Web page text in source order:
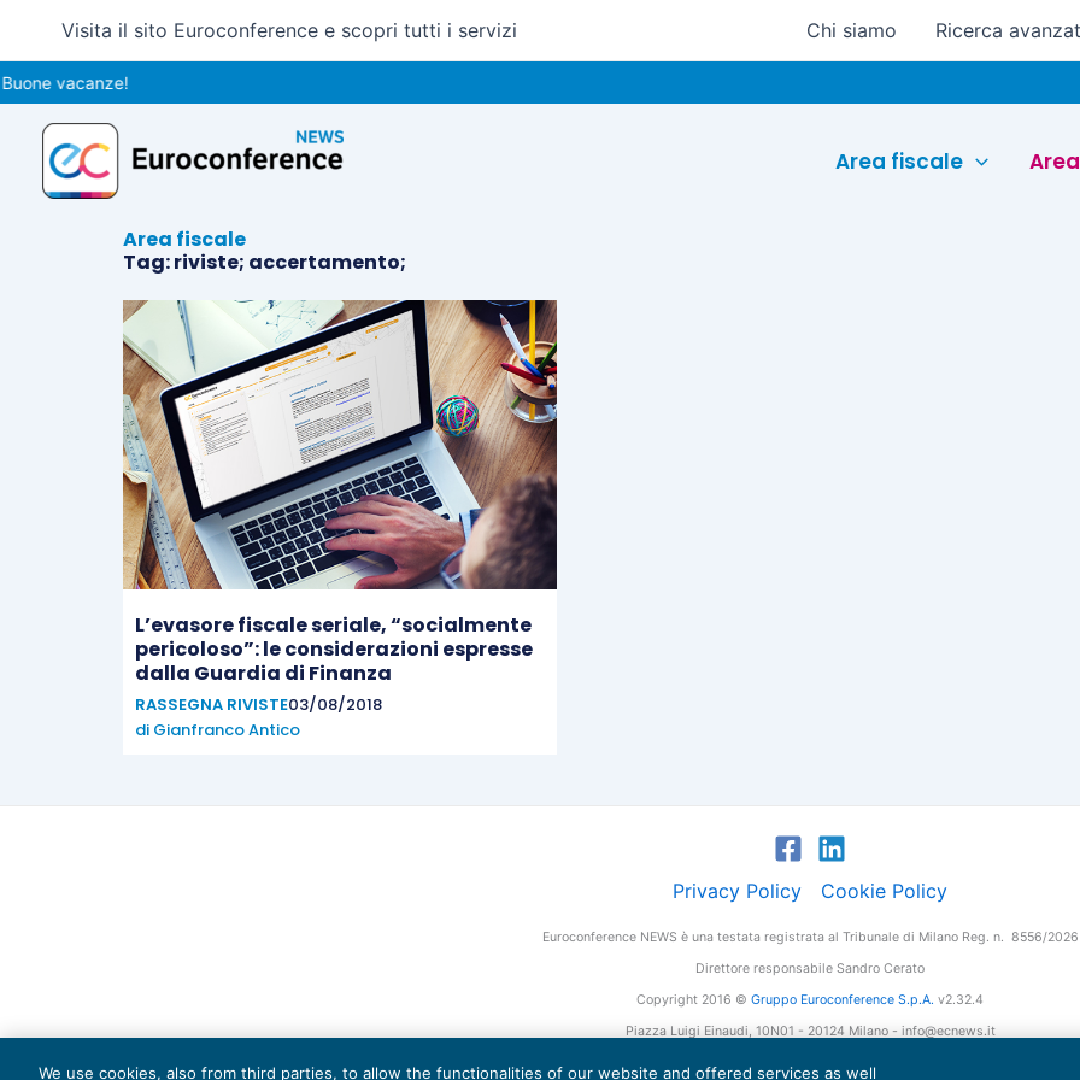
contenuto
Visita il sito Euroconference e scopri tutti i servizi Chi siamo Ricerca
vacanze!
Area fiscale
Area fiscale
Tag: riviste; accertamento;
L’evasore fiscale seriale, “socialmente
pericoloso”: le considerazioni espresse
dalla Guardia di Finanza
RASSEGNA RIVISTE03/08/2018
di Gianfranco Antico
Privacy Policy Cookie Policy
Euroconference NEWS è una testata registrata al Tribunale di Milano Reg. n. 8556/2026
Direttore responsabile Sandro Cerato
Copyright 2016 © Gruppo Euroconference S.p.A. v2.32.4
Piazza Luigi Einaudi, 10N01 - 20124 Milano - info@ecnews.it
We use cookies, also from third parties, to allow the functionalities of our website and offered services as well